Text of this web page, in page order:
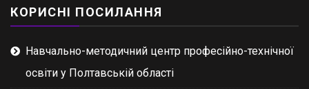
КОРИСНІ ПОСИЛАННЯ
Навчально-методичний центр професійно-технічної
освіти у Полтавській області